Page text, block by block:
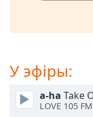
Picture
Fullscreen
This
У эфіры:
a-ha Take
LOVE 105 FM